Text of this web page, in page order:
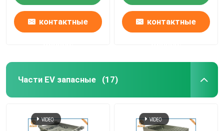
контактные контактные
Части EV запасные (17)